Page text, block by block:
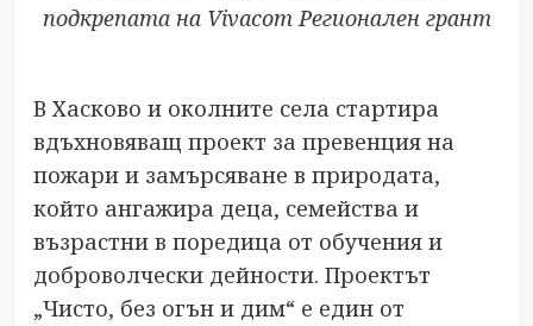
подкрепата на Vivacom Регионален грант
В Хасково и околните села стартира
вдъхновяващ проект за превенция на
пожари и замърсяване в природата,
който ангажира деца, семейства и
възрастни в поредица от обучения и
доброволчески дейности. Проектът
„Чисто, без огън и дим“ е един от